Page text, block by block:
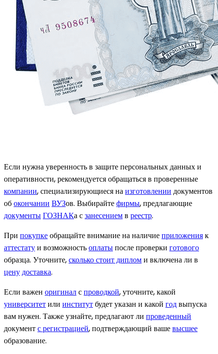
Если нужна уверенность в защите персональных данных и
оперативности, рекомендуется обращаться в проверенные
компании, специализирующиеся наизготовлении документов
обокончании ВУЗов. Выбирайтефирмы, предлагающие
документыГОЗНАКа сзанесениемв реестр.
При покупкеобращайте внимание на наличиеприложенияк
аттестатуи возможностьоплатыпосле проверки готового
образца. Уточните,сколько стоит дипломи включена ли в
ценудоставка.
Если важен оригиналспроводкой, уточните, какой
университетили институтбудет указан и какой годвыпуска
вам нужен. Также узнайте, предлагают ли проведенный
документс регистрацией, подтверждающий вашевысшее
образование.